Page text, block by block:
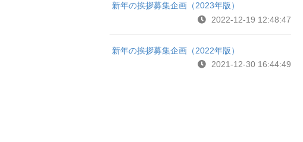
新年の挨拶募集企画（2023年版）
2022-12-19 12:48:47
新年の挨拶募集企画（2022年版）
2021-12-30 16:44:49